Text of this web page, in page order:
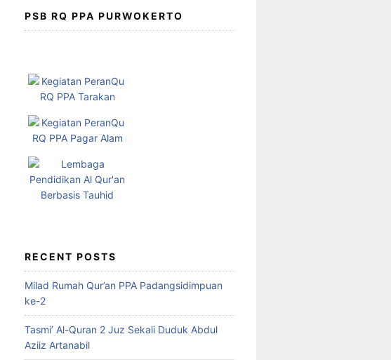
PSB RQ PPA PURWOKERTO
RECENT POSTS
Milad Rumah Qur’an PPA Padangsidimpuan
ke-2
Tasmi’ Al-Quran 2 Juz Sekali Duduk Abdul
Aziiz Artanabil